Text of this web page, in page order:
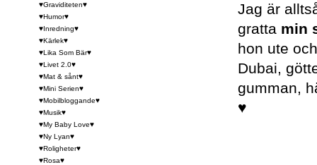
Jag är
gratta min
hon ute
Dubai,
gumman,
♥
♥Graviditeten♥
♥Humor♥
♥Inredning♥
♥Kärlek♥
♥Lika Som Bär♥
♥Livet 2.0♥
♥Mat & sånt♥
♥Mini Serien♥
♥Mobilbloggande♥
♥Musik♥
♥My Baby Love♥
♥Ny Lyan♥
♥Roligheter♥
♥Rosa♥